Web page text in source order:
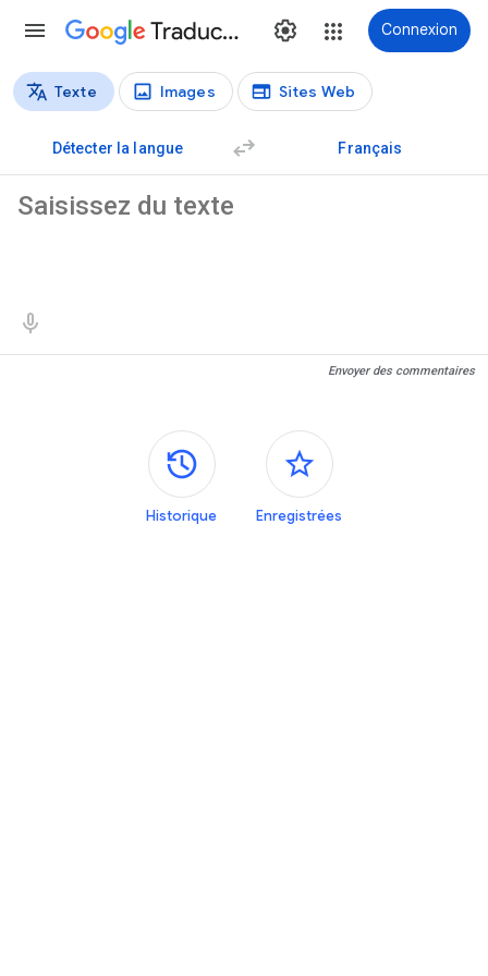
Traduction Connexion
Types de traductions
Texte Images Sites Web
Détecter la langue Français
Envoyer des commentaires
Panneaux latéraux
Historique Enregistrées